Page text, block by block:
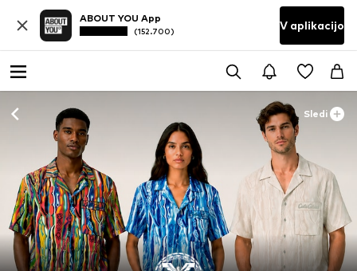
ABOUT YOU App
(152.700) V aplikacijo
Sledi